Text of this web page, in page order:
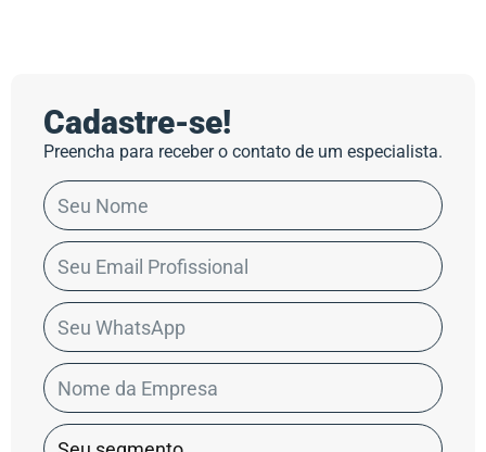
Cadastre-se!
Preencha para receber o contato de um especialista.